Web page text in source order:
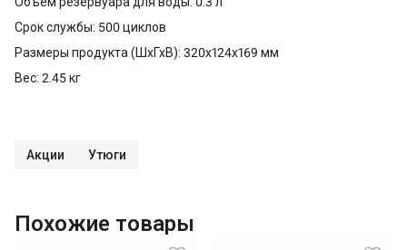
Срок службы: 500 циклов
Размеры продукта (ШхГхВ): 320x124x169 мм
Вес: 2.45 кг
Акции Утюги
Похожие товары